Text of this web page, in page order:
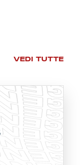
VEDI TUTTE